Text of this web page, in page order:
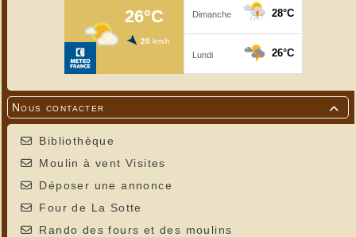

Nous contacter
Bibliothèque
Moulin à vent Visites
Déposer une annonce
Four de La Sotte
Rando des fours et des moulins